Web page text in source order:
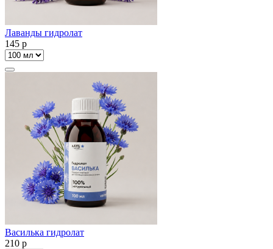
Лаванды гидролат
145 p
Василька гидролат
210 p